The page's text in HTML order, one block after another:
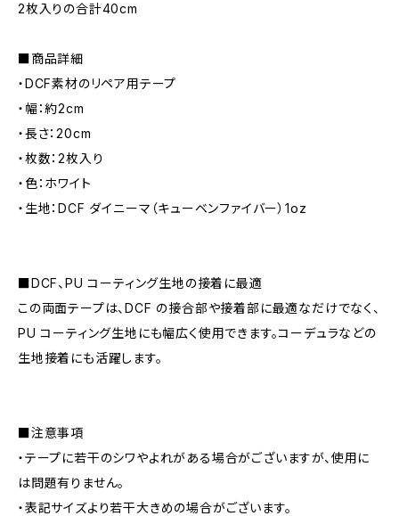
2枚入りの合計40cm
■商品詳細
・DCF素材のリペア用テープ
・幅：約2cm
・長さ：20cm
・枚数：2枚入り
・色：ホワイト
・生地：DCF ダイニーマ（キューベンファイバー）1oz
■DCF、PU コーティング生地の接着に最適
この両面テープは、DCF の接合部や接着部に最適なだけでなく、
PU コーティング生地にも幅広く使用できます。コーデュラなどの
生地接着にも活躍します。
■注意事項
・テープに若干のシワやよれがある場合がございますが、使用に
は問題有りません。
・表記サイズより若干大きめの場合がございます。